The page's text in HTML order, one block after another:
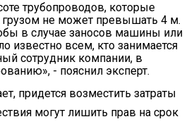
трубопроводов, которые
не может превышать 4 м.
в случае заносов машины или
известно всем, кто занимается
сотрудник компании, в
- пояснил эксперт.
придется возместить затраты
могут лишить прав на срок